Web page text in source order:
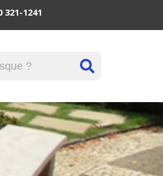
321-1241